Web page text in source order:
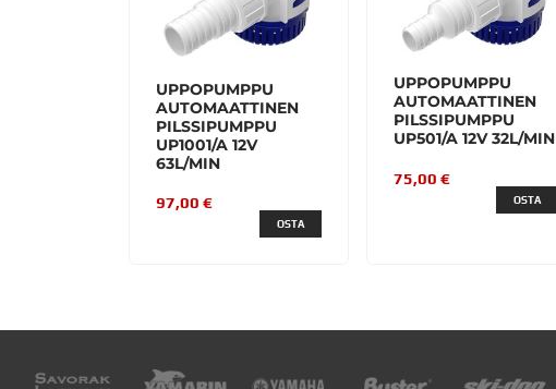
UPPOPUMPPU
AUTOMAATTINEN
PILSSIPUMPPU
UP1001/A 12V
63L/MIN
97,00 €
OSTA
UPPOPUMPPU
AUTOMAATTINEN
PILSSIPUMPPU
UP501/A 12V 32L/MIN
75,00 €
OSTA